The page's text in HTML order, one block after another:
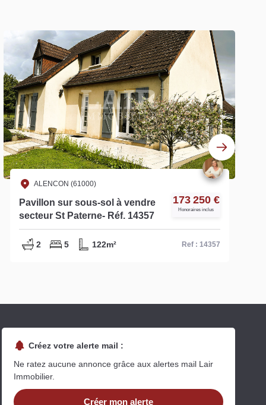
ALENCON (61000)
Pavillon sur sous-sol à vendre
secteur St Paterne- Réf. 14357
173 250 €
Honoraires inclus
2 5 122m² Ref : 14357
Créez votre alerte mail :
Ne ratez aucune annonce grâce aux alertes mail Lair
Immobilier.
Créer mon alerte